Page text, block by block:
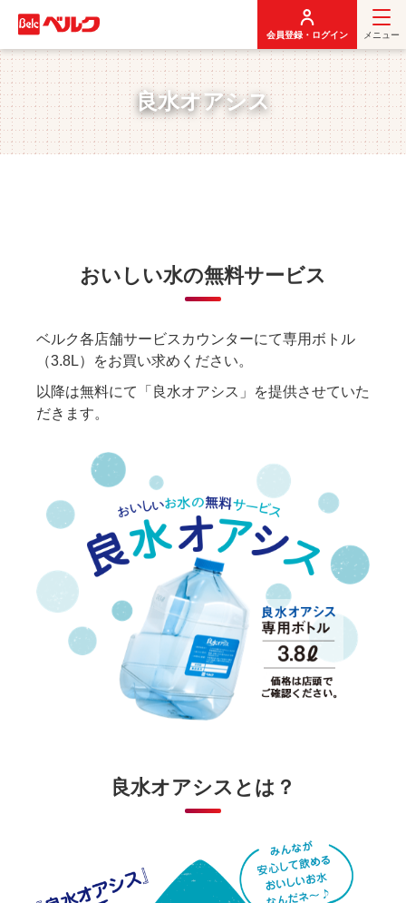
ン
コ
ン
テ
ン
ツ
会員登録・ログイン メニュー
良水オアシス
おいしい水の無料サービス
ベルク各店舗サービスカウンターにて専用ボトル
（3.8L）をお買い求めください。
以降は無料にて「良水オアシス」を提供させていた
だきます。
良水オアシスとは？